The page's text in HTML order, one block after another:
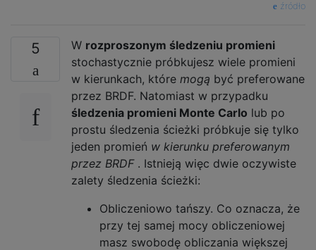
źródło
5 W rozproszonym śledzeniu promieni
stochastycznie próbkujesz wiele promieni
w kierunkach, które mogą być preferowane
przez BRDF. Natomiast w przypadku
śledzenia promieni Monte Carlo lub po
prostu śledzenia ścieżki próbkuje się tylko
jeden promień w kierunku preferowanym
przez BRDF. Istnieją więc dwie oczywiste
zalety śledzenia ścieżki:
Obliczeniowo tańszy. Co oznacza, że ​​
przy tej samej mocy obliczeniowej
masz swobodę obliczania większej